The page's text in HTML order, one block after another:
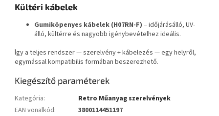
Kültéri kábelek
Gumiköpenyes kábelek (H07RN-F) – időjárásálló, UV-
álló, kültérre és nagyobb igénybevételhez ideális.
Így a teljes rendszer — szerelvény + kábelezés — egy helyről,
egymással kompatibilis formában beszerezhető.
Kiegészítő paraméterek
Kategória:
Retro Műanyag szerelvények
EAN vonalkód:
3800114451197